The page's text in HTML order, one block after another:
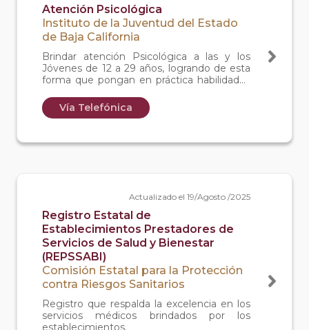
Atención Psicológica
Instituto de la Juventud del Estado
de Baja California
Brindar atención Psicológica a las y los
Jóvenes de 12 a 29 años, logrando de esta
forma que pongan en práctica habilidades
solucionar, enfrentar, manejar, superar o
prevenir posibles atenuantes en contra de
Vía Telefónica
Actualizado el 19/Agosto /2025
Registro Estatal de
Establecimientos Prestadores de
Servicios de Salud y Bienestar
(REPSSABI)
Comisión Estatal para la Protección
contra Riesgos Sanitarios
Registro que respalda la excelencia en los
servicios médicos brindados por los
establecimientos.